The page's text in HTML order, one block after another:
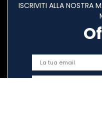
ISCRIVITI ALLA NOSTRA